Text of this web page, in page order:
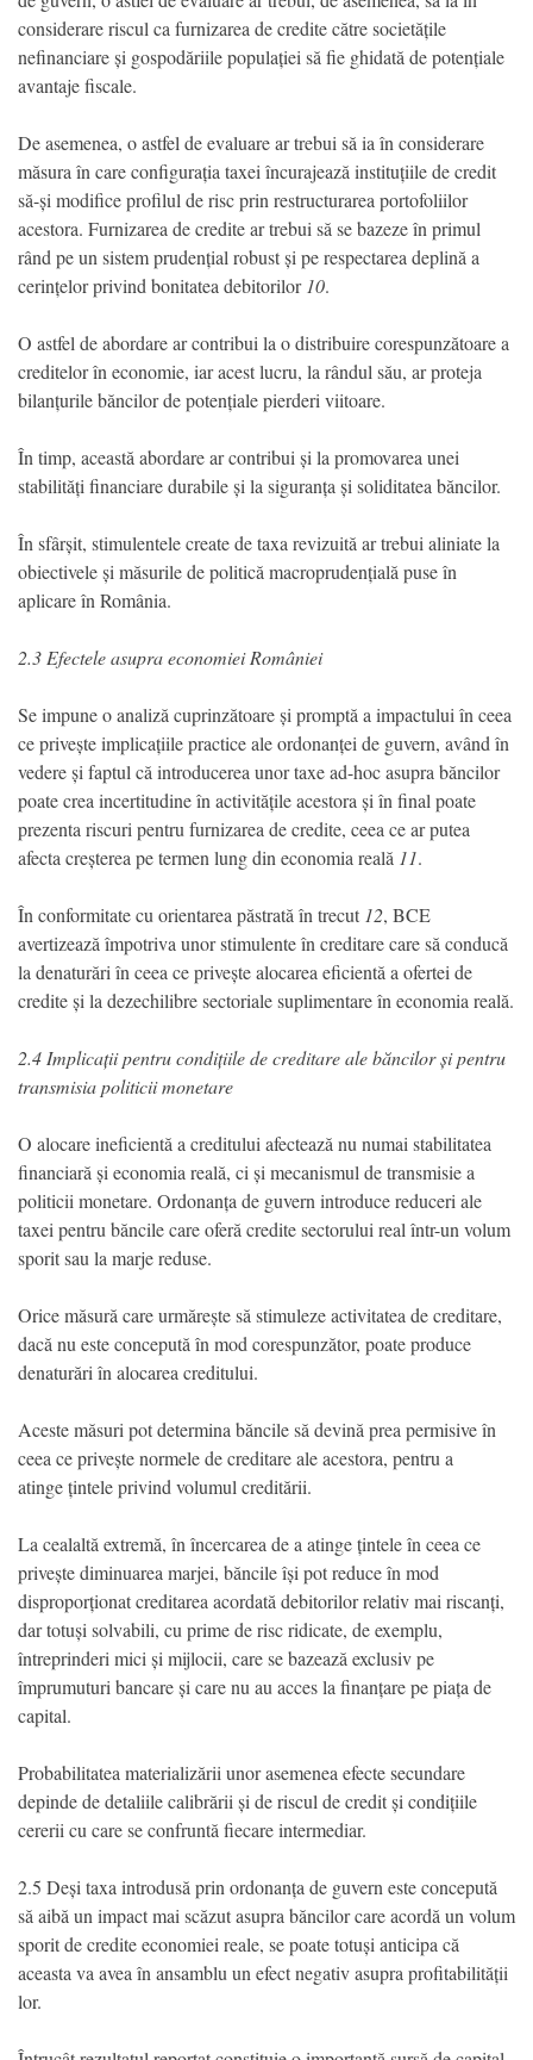
considerare riscul ca furnizarea de credite către societățile
nefinanciare și gospodăriile populației să fie ghidată de potențiale
avantaje fiscale.
De asemenea, o astfel de evaluare ar trebui să ia în considerare
măsura în care configurația taxei încurajează instituțiile de credit
să-și modifice profilul de risc prin restructurarea portofoliilor
acestora. Furnizarea de credite ar trebui să se bazeze în primul
rând pe un sistem prudențial robust și pe respectarea deplină a
cerințelor privind bonitatea debitorilor 10.
O astfel de abordare ar contribui la o distribuire corespunzătoare a
creditelor în economie, iar acest lucru, la rândul său, ar proteja
bilanțurile băncilor de potențiale pierderi viitoare.
În timp, această abordare ar contribui și la promovarea unei
stabilități financiare durabile și la siguranța și soliditatea băncilor.
În sfârșit, stimulentele create de taxa revizuită ar trebui aliniate la
obiectivele și măsurile de politică macroprudențială puse în
aplicare în România.
2.3 Efectele asupra economiei României
Se impune o analiză cuprinzătoare și promptă a impactului în ceea
ce privește implicațiile practice ale ordonanței de guvern, având în
vedere și faptul că introducerea unor taxe ad-hoc asupra băncilor
poate crea incertitudine în activitățile acestora și în final poate
prezenta riscuri pentru furnizarea de credite, ceea ce ar putea
afecta creșterea pe termen lung din economia reală 11.
În conformitate cu orientarea păstrată în trecut 12, BCE
avertizează împotriva unor stimulente în creditare care să conducă
la denaturări în ceea ce privește alocarea eficientă a ofertei de
credite și la dezechilibre sectoriale suplimentare în economia reală.
2.4 Implicații pentru condițiile de creditare ale băncilor și pentru
transmisia politicii monetare
O alocare ineficientă a creditului afectează nu numai stabilitatea
financiară și economia reală, ci și mecanismul de transmisie a
politicii monetare. Ordonanța de guvern introduce reduceri ale
taxei pentru băncile care oferă credite sectorului real într-un volum
sporit sau la marje reduse.
Orice măsură care urmărește să stimuleze activitatea de creditare,
dacă nu este concepută în mod corespunzător, poate produce
denaturări în alocarea creditului.
Aceste măsuri pot determina băncile să devină prea permisive în
ceea ce privește normele de creditare ale acestora, pentru a
atinge țintele privind volumul creditării.
La cealaltă extremă, în încercarea de a atinge țintele în ceea ce
privește diminuarea marjei, băncile își pot reduce în mod
disproporționat creditarea acordată debitorilor relativ mai riscanți,
dar totuși solvabili, cu prime de risc ridicate, de exemplu,
întreprinderi mici și mijlocii, care se bazează exclusiv pe
împrumuturi bancare și care nu au acces la finanțare pe piața de
capital.
Probabilitatea materializării unor asemenea efecte secundare
depinde de detaliile calibrării și de riscul de credit și condițiile
cererii cu care se confruntă fiecare intermediar.
2.5 Deși taxa introdusă prin ordonanța de guvern este concepută
să aibă un impact mai scăzut asupra băncilor care acordă un volum
sporit de credite economiei reale, se poate totuși anticipa că
aceasta va avea în ansamblu un efect negativ asupra profitabilității
lor.